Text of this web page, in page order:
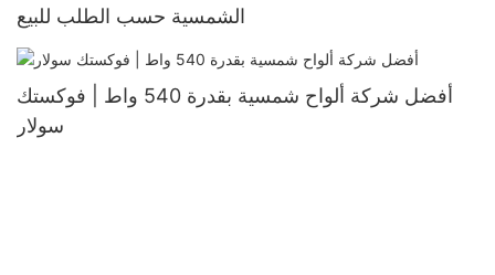
الشمسية حسب الطلب للبيع
أفضل شركة ألواح شمسية بقدرة 540 واط | فوكستك
سولار